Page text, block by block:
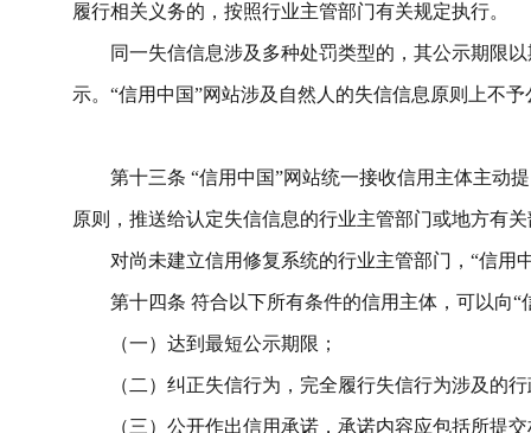
履行相关义务的，按照行业主管部门有关规定执行。
同一失信信息涉及多种处罚类型的，其公示期限
示。 “信用中国”网站涉及自然人的失信信息原则上不予
第十三条 “信用中国”网站统一接收信用主体主动
原则， 推送给认定失信信息的行业主管部门或地方有
对尚未建立信用修复系统的行业主管部门， “信用
第十四条 符合以下所有条件的信用主体，可以向“
（一）达到最短公示期限；
（二）纠正失信行为，完全履行失信行为涉及的行
（三）公开作出信用承诺，承诺内容应包括所提